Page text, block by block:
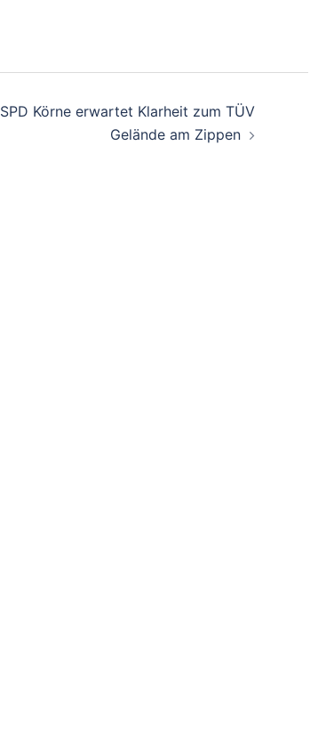
SPD Körne erwartet Klarheit zum TÜV
Gelände am Zippen